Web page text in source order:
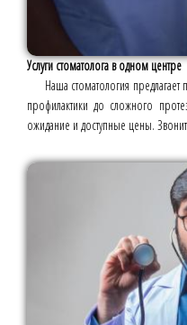
Услуги стоматолога в одном центре
Наша стоматология предлагает
профилактики до сложного
ожидание и доступные цены.